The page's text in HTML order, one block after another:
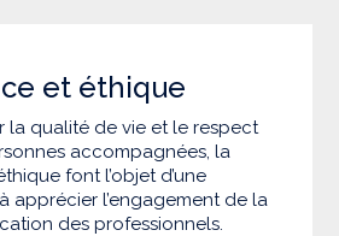
et éthique
la qualité de vie et le respect
accompagnées, la
font l’objet d’une
apprécier l’engagement de la
des professionnels.